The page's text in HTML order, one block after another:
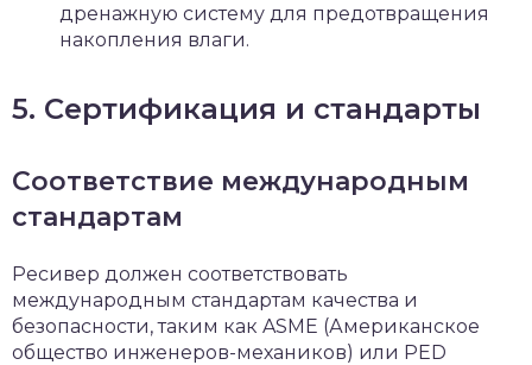
дренажную систему для предотвращения
накопления влаги.
5. Сертификация и стандарты
Соответствие международным
стандартам
Ресивер должен соответствовать
международным стандартам качества и
безопасности, таким как ASME (Американское
общество инженеров-механиков) или PED